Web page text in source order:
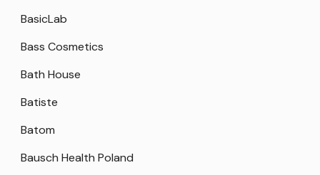
BasicLab
Bass Cosmetics
Bath House
Batiste
Batom
Bausch Health Poland